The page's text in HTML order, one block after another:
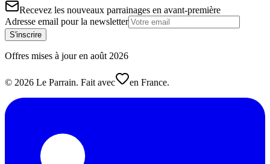
Recevez les nouveaux parrainages en avant-première
Adresse email pour la newsletter
S'inscrire
Offres mises à jour en août 2026
© 2026 Le Parrain. Fait avec en France.